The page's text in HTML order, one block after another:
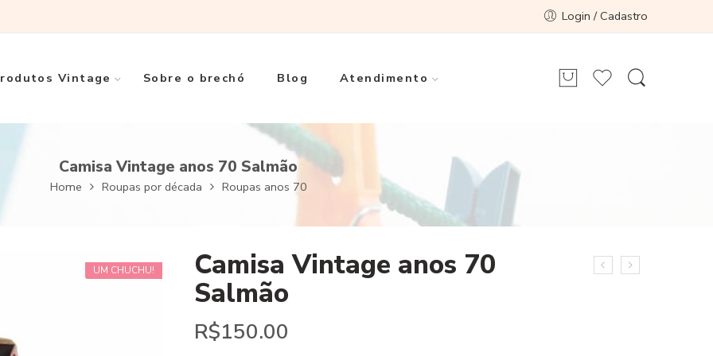
Login / Cadastro
Vintage Sobre o brechó Blog Atendimento
Camisa Vintage anos 70 Salmão
Home Roupas por década Roupas anos 70
UM CHUCHU! Camisa Vintage anos 70
Salmão
R$150.00